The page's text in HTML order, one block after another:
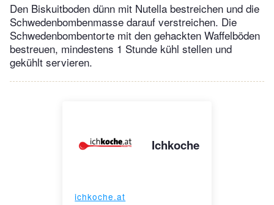
Den Biskuitboden dünn mit Nutella bestreichen und die
Schwedenbombenmasse darauf verstreichen. Die
Schwedenbombentorte mit den gehackten Waffelböden
bestreuen, mindestens 1 Stunde kühl stellen und
gekühlt servieren.
Ichkoche
ichkoche.at